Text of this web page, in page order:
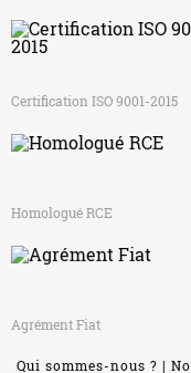
Certification ISO 9001-2015
Homologué RCE
Agrément Fiat
Qui sommes-nous ?